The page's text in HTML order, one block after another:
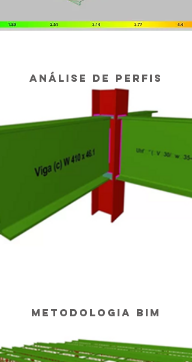
Análise de Perfis
METODOLOGIA BIM